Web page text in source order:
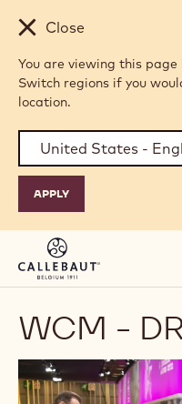
Skip to main content
Close
You are viewing this
Switch regions if you
location.
WCM -